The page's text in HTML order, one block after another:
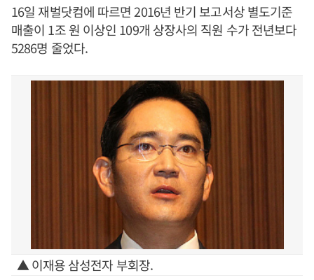
16일 재벌닷컴에 따르면 2016년 반기 보고서상 별도기준
매출이 1조 원 이상인 109개 상장사의 직원 수가 전년보다
5286명 줄었다.
▲ 이재용 삼성전자 부회장.